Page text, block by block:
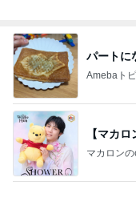
パートに
Amebaト
【マカ
マカロン